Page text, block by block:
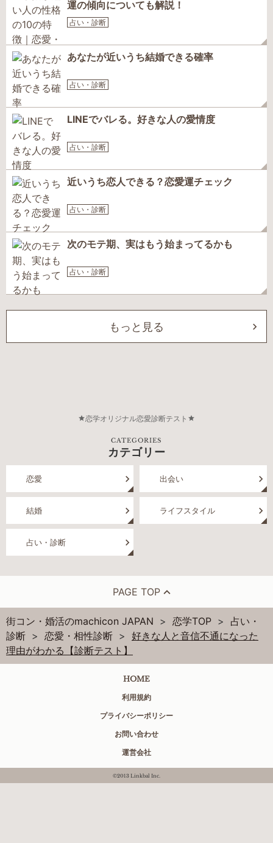
運の傾向についても解説！
占い・診断
あなたが近いうち結婚できる確率
占い・診断
LINEでバレる。好きな人の愛情度
占い・診断
近いうち恋人できる？恋愛運チェック
占い・診断
次のモテ期、実はもう始まってるかも
占い・診断
もっと見る
恋学オリジナル恋愛診断テスト
CATEGORIES
カテゴリー
恋愛 出会い
結婚 ライフスタイル
占い・診断
PAGE TOP
街コン・婚活のmachicon JAPAN 恋学TOP
占い・
診断
恋愛・相性診断
好きな人と音信不通になった
理由がわかる【診断テスト】
HOME
利用規約
プライバシーポリシー
お問い合わせ
運営会社
©2013 Linkbal Inc.